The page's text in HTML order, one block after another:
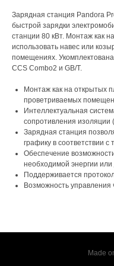
Зарядная станция Pandora
быстрой зарядки
станции 80 кВт. Монтаж как
использовать навес или
помещениях.
CCS Combo2 и GB/T.
Монтаж как на открытых
проветриваемых
Интеллектуальная
сопротивления изоляции
Зарядная станция
графику в соответствии с
Обеспечение
необходимой энергии
Поддерживается
Возможность
Made